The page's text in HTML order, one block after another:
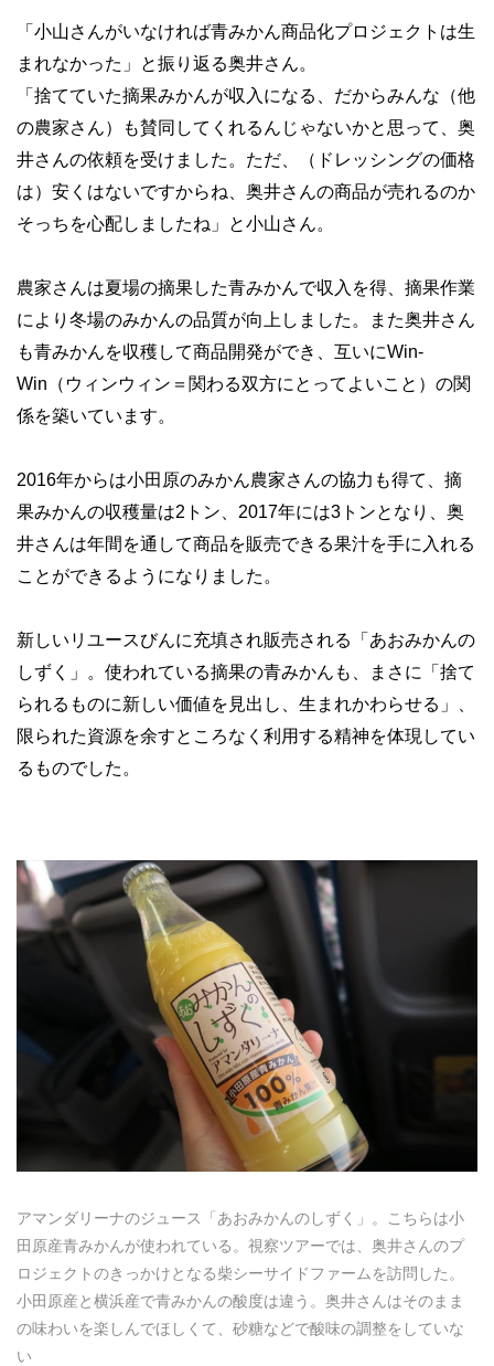
「小山さんがいなければ青みかん商品化プロジェクトは生
まれなかった」と振り返る奥井さん。
「捨てていた摘果みかんが収入になる、だからみんな（他
の農家さん）も賛同してくれるんじゃないかと思って、奥
井さんの依頼を受けました。ただ、（ドレッシングの価格
は）安くはないですからね、奥井さんの商品が売れるのか
そっちを心配しましたね」と小山さん。
農家さんは夏場の摘果した青みかんで収入を得、摘果作業
により冬場のみかんの品質が向上しました。また奥井さん
も青みかんを収穫して商品開発ができ、互いにWin-
Win（ウィンウィン＝関わる双方にとってよいこと）の関
係を築いています。
2016年からは小田原のみかん農家さんの協力も得て、摘
果みかんの収穫量は2トン、2017年には3トンとなり、奥
井さんは年間を通して商品を販売できる果汁を手に入れる
ことができるようになりました。
新しいリユースびんに充填され販売される「あおみかんの
しずく」。使われている摘果の青みかんも、まさに「捨て
られるものに新しい価値を見出し、生まれかわらせる」、
限られた資源を余すところなく利用する精神を体現してい
るものでした。
アマンダリーナのジュース「あおみかんのしずく」。こちらは小
田原産青みかんが使われている。視察ツアーでは、奥井さんのプ
ロジェクトのきっかけとなる柴シーサイドファームを訪問した。
小田原産と横浜産で青みかんの酸度は違う。奥井さんはそのまま
の味わいを楽しんでほしくて、砂糖などで酸味の調整をしていな
い